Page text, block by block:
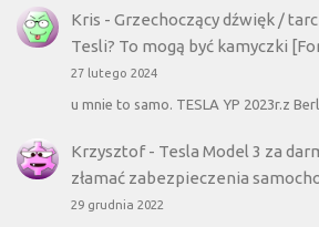
Kris - Grzechoczący dźwięk /
Tesli? To mogą być kamyczki
27 lutego 2024
u mnie to samo. TESLA YP 2023r.z
Krzysztof- Tesla Model 3 za
złamać zabezpieczenia
29 grudnia 2022